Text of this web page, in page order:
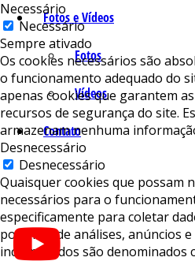
Fotos e Vídeos
Fotos
Vídeos
Contato
Necessário
Necessário
Sempre ativado
Os cookies necessários são
o funcionamento adequado do
apenas cookies que garantem
recursos de segurança do site.
armazenam nenhuma
Desnecessário
Desnecessário
Quaisquer cookies que possam
necessários para o
especificamente para coletar
por meio de análises, anúncios
incorporados são denominados